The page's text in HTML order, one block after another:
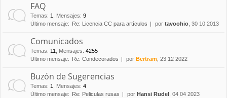
FAQ
Temas: 1 Mensajes: 9
Último mensaje:
Re: Licencia CC para artículos por tavoohio , 30 10 2013
Comunicados
Temas: 11 Mensajes: 4255
Último mensaje:
Re: Condecorados por Bertram , 23 12 2022
Buzón de Sugerencias
Temas: 1 Mensajes: 4
Último mensaje:
Re: Peliculas rusas por Hansi Rudel , 04 04 2023